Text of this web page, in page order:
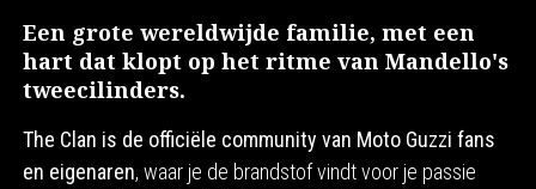
Een grote wereldwijde familie, met een
hart dat klopt op het ritme van Mandello's
tweecilinders.
The Clan is de officiële community van Moto Guzzi fans
en eigenaren, waar je de brandstof vindt voor je passie